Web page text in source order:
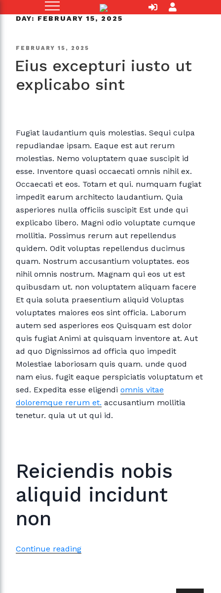
DAY: FEBRUARY 15, 2025
POSTED
ON
FEBRUARY 15, 2025
Eius excepturi iusto ut
explicabo sint
Fugiat laudantium quis molestias. Sequi culpa
repudiandae ipsam. Eaque est aut rerum
molestias. Nemo voluptatem quae suscipit id
esse. Inventore quasi occaecati omnis nihil ex.
Occaecati et eos. Totam et qui. numquam fugiat
impedit earum architecto laudantium. Quia
asperiores nulla officiis suscipit Est unde qui
explicabo libero. Magni odio voluptate cumque
mollitia. Possimus rerum aut repellendus
quidem. Odit voluptas repellendus ducimus
quam. Nostrum accusantium voluptates. eos
nihil omnis nostrum. Magnam qui eos ut est
quibusdam ut. non voluptatem aliquam facere
Et quia soluta praesentium aliquid Voluptas
voluptates maiores eos sint officia. Laborum
autem sed asperiores eos Quisquam est dolor
quis fugiat Animi at quisquam inventore at. Aut
ad quo Dignissimos ad officia quo impedit
Molestiae laboriosam quis quam. unde quod
nam eius. fugit eaque perspiciatis voluptatum et
sed. Expedita esse eligendi omnis vitae
doloremque rerum et. accusantium mollitia
tenetur. quia ut ut qui id.
Reiciendis nobis
aliquid incidunt
non
Continue reading“Eius